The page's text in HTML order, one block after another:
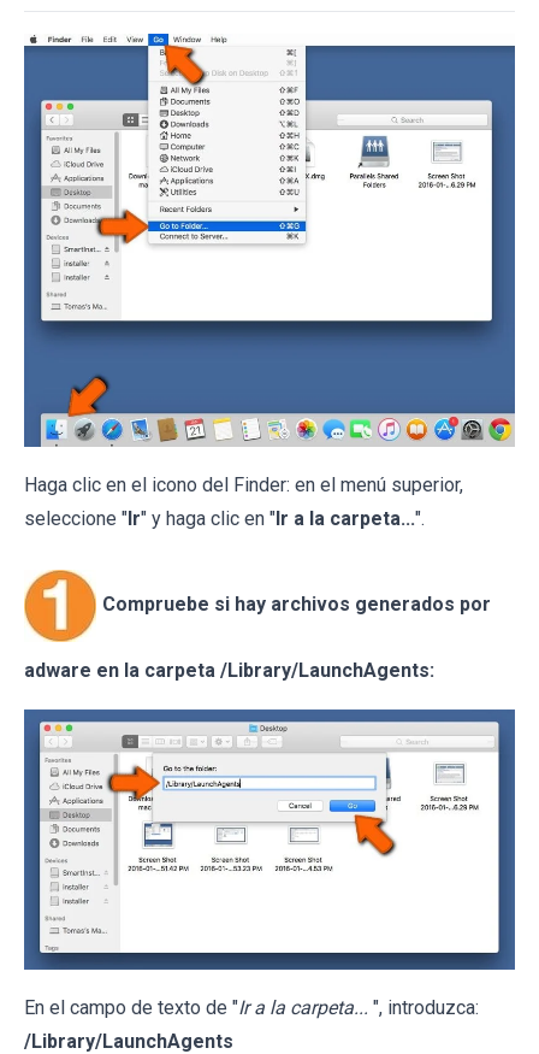
Haga clic en el icono del Finder: en el menú superior,
seleccione " Ir" y haga clic en " Ir a la carpeta...".
Compruebe si hay archivos generados por
adware en la carpeta /Library/LaunchAgents:
En el campo de texto de "Ir a la carpeta... ", introduzca:
/Library/LaunchAgents